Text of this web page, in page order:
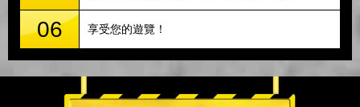
06 享受您的遊覽！